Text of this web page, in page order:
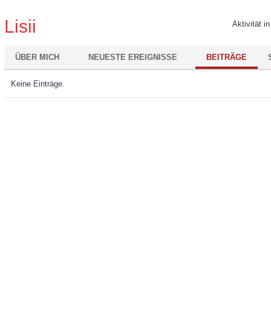
Aktivität
Lisii
ÜBER MICH NEUESTE EREIGNISSE BEITRÄGE
Keine Einträge.